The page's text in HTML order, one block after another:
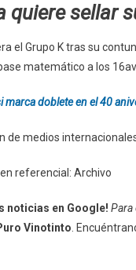
quiere sellar
el Grupo K tras su
matemático a los
marca doblete en el 40
de medios
referencial: Archivo
noticias en Google! Para
Vinotinto .